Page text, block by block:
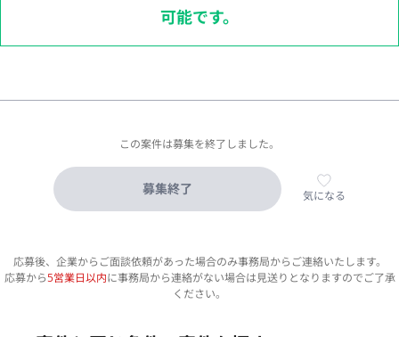
可能です。
この案件は募集を終了しました。
募集終了 気になる
応募後、企業からご面談依頼があった場合のみ事務局からご連絡いたします。
応募から5営業日以内に事務局から連絡がない場合は見送りとなりますのでご了承
ください。